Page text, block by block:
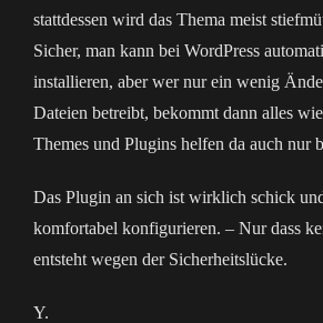
stattdessen wird das Thema meist
Sicher, man kann bei WordPress
installieren, aber wer nur ein wenig
Dateien betreibt, bekommt dann alles
Themes und Plugins helfen da auch nur
Das Plugin an sich ist wirklich schick
komfortabel konfigurieren. – Nur dass
entsteht wegen der Sicherheitslücke.
Y.